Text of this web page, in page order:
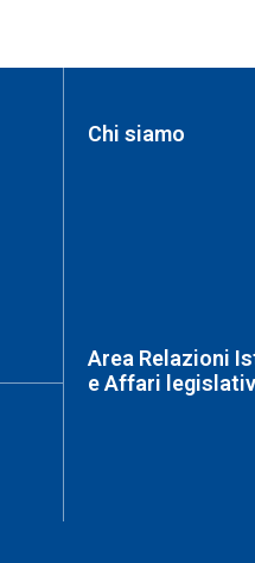
Chi siamo
Area Relazioni
e Affari